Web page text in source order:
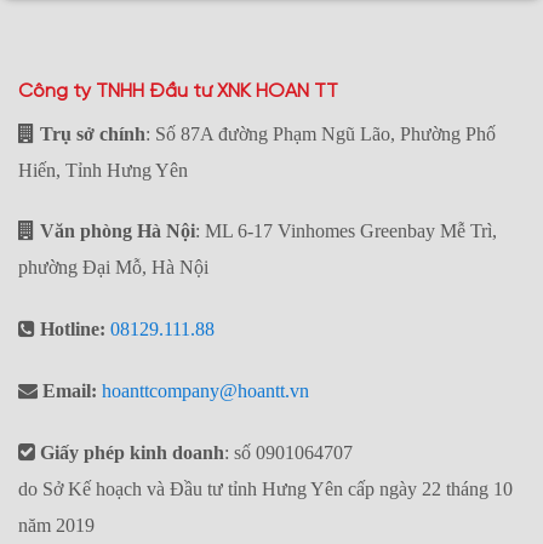
Công ty TNHH Đầu tư XNK HOAN TT
Trụ sở chính: Số 87A đường Phạm Ngũ Lão, Phường Phố
Hiến, Tỉnh Hưng Yên
Văn phòng Hà Nội: ML 6-17 Vinhomes Greenbay Mễ Trì,
phường Đại Mỗ, Hà Nội
Hotline: 08129.111.88
Email: hoanttcompany@hoantt.vn
Giấy phép kinh doanh: số 0901064707
do Sở Kế hoạch và Đầu tư tỉnh Hưng Yên cấp ngày 22 tháng 10
năm 2019